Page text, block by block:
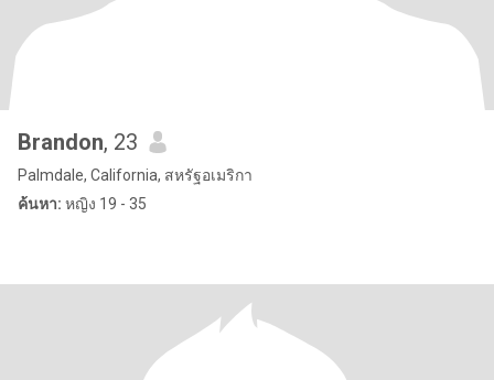
Brandon, 23
Palmdale, California, สหรัฐอเมริกา
ค้นหา: หญิง 19 - 35